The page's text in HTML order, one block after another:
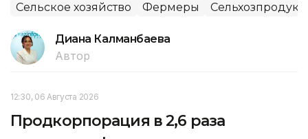
Сельское хозяйство Фермеры
Диана Калманбаева
Автор
12:30, 06 Августа 2026
Продкорпорация в 2,6 раза